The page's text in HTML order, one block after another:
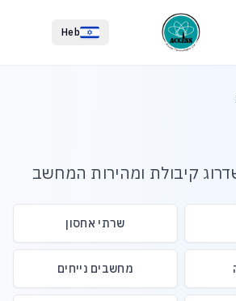
Heb
קיבולת ומהירות המחשב
שרתי אחסון
מחשבים נייחים